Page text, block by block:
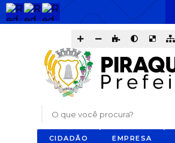
O que você procura?
CIDADÃO EMPRESA